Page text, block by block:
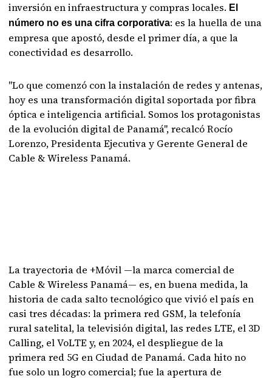
inversión en infraestructura y compras locales. El
número no es una cifra corporativa: es la huella de una
empresa que apostó, desde el primer día, a que la
conectividad es desarrollo.
"Lo que comenzó con la instalación de redes y antenas,
hoy es una transformación digital soportada por fibra
óptica e inteligencia artificial. Somos los protagonistas
de la evolución digital de Panamá", recalcó Rocío
Lorenzo, Presidenta Ejecutiva y Gerente General de
Cable & Wireless Panamá.
La trayectoria de +Móvil —la marca comercial de
Cable & Wireless Panamá— es, en buena medida, la
historia de cada salto tecnológico que vivió el país en
casi tres décadas: la primera red GSM, la telefonía
rural satelital, la televisión digital, las redes LTE, el 3D
Calling, el VoLTE y, en 2024, el despliegue de la
primera red 5G en Ciudad de Panamá. Cada hito no
fue solo un logro comercial; fue la apertura de